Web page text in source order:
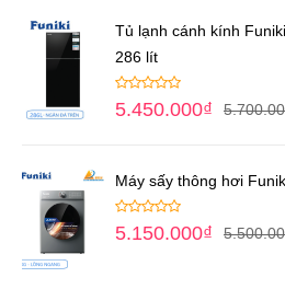
Tủ lạnh cánh kính
286 lít
5.450.000₫
Máy sấy thông hơi
5.150.000₫